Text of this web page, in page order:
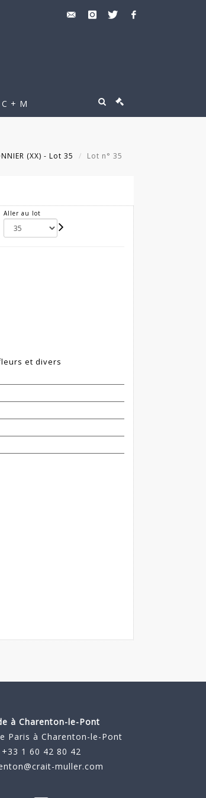
C + M
(XX) - Lot 35 Lot n° 35
Aller au lot
et divers
àCharenton-le-Pont
Paris à Charenton-le-Pont
+33 1 60 42 80 42
muller.com